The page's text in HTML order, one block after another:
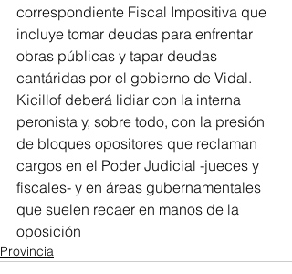
correspondiente Fiscal Impositiva que
incluye tomar deudas para enfrentar
obras públicas y tapar deudas
cantáridas por el gobierno de Vidal.
Kicillof deberá lidiar con la interna
peronista y, sobre todo, con la presión
de bloques opositores que reclaman
cargos en el Poder Judicial -jueces y
fiscales- y en áreas gubernamentales
que suelen recaer en manos de la
oposición
Provincia